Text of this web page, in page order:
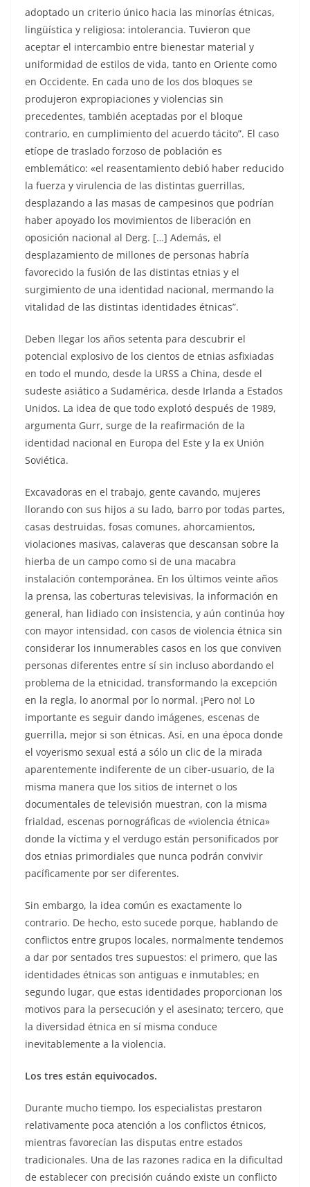
adoptado un criterio único hacia las minorías étnicas,
lingüística y religiosa: intolerancia. Tuvieron que
aceptar el intercambio entre bienestar material y
uniformidad de estilos de vida, tanto en Oriente como
en Occidente. En cada uno de los dos bloques se
produjeron expropiaciones y violencias sin
precedentes, también aceptadas por el bloque
contrario, en cumplimiento del acuerdo tácito”. El caso
etíope de traslado forzoso de población es
emblemático: «el reasentamiento debió haber reducido
la fuerza y ​​virulencia de las distintas guerrillas,
desplazando a las masas de campesinos que podrían
haber apoyado los movimientos de liberación en
oposición nacional al Derg. […] Además, el
desplazamiento de millones de personas habría
favorecido la fusión de las distintas etnias y el
surgimiento de una identidad nacional, mermando la
vitalidad de las distintas identidades étnicas”.
Deben llegar los años setenta para descubrir el
potencial explosivo de los cientos de etnias asfixiadas
en todo el mundo, desde la URSS a China, desde el
sudeste asiático a Sudamérica, desde Irlanda a Estados
Unidos. La idea de que todo explotó después de 1989,
argumenta Gurr, surge de la reafirmación de la
identidad nacional en Europa del Este y la ex Unión
Soviética.
Excavadoras en el trabajo, gente cavando, mujeres
llorando con sus hijos a su lado, barro por todas partes,
casas destruidas, fosas comunes, ahorcamientos,
violaciones masivas, calaveras que descansan sobre la
hierba de un campo como si de una macabra
instalación contemporánea. En los últimos veinte años
la prensa, las coberturas televisivas, la información en
general, han lidiado con insistencia, y aún continúa hoy
con mayor intensidad, con casos de violencia étnica sin
considerar los innumerables casos en los que conviven
personas diferentes entre sí sin incluso abordando el
problema de la etnicidad, transformando la excepción
en la regla, lo anormal por lo normal. ¡Pero no! Lo
importante es seguir dando imágenes, escenas de
guerrilla, mejor si son étnicas. Así, en una época donde
el voyerismo sexual está a sólo un clic de la mirada
aparentemente indiferente de un ciber-usuario, de la
misma manera que los sitios de internet o los
documentales de televisión muestran, con la misma
frialdad, escenas pornográficas de «violencia étnica»
donde la víctima y el verdugo están personificados por
dos etnias primordiales que nunca podrán convivir
pacíficamente por ser diferentes.
Sin embargo, la idea común es exactamente lo
contrario. De hecho, esto sucede porque, hablando de
conflictos entre grupos locales, normalmente tendemos
a dar por sentados tres supuestos: el primero, que las
identidades étnicas son antiguas e inmutables; en
segundo lugar, que estas identidades proporcionan los
motivos para la persecución y el asesinato; tercero, que
la diversidad étnica en sí misma conduce
inevitablemente a la violencia.
Los tres están equivocados.
Durante mucho tiempo, los especialistas prestaron
relativamente poca atención a los conflictos étnicos,
mientras favorecían las disputas entre estados
tradicionales. Una de las razones radica en la dificultad
de establecer con precisión cuándo existe un conflicto